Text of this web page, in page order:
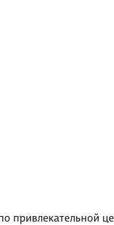
привлекательной